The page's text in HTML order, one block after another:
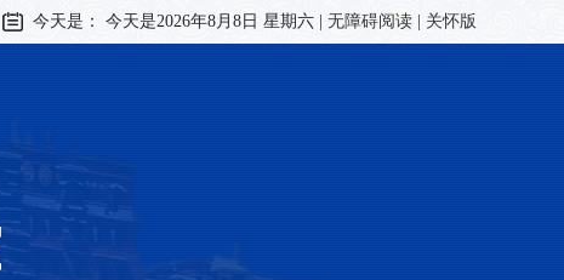
今天是： 今天是2026年8月8日 星期六 无障碍阅读 关怀版